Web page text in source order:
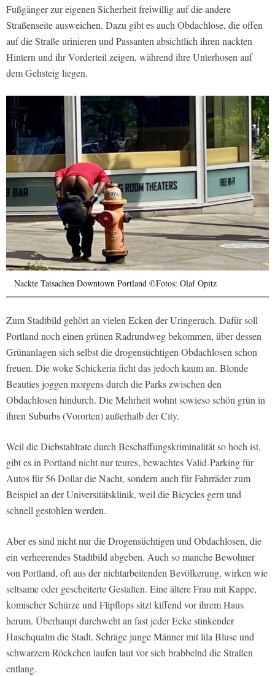
Fußgänger zur eigenen Sicherheit freiwillig auf die andere
Straßenseite ausweichen. Dazu gibt es auch Obdachlose, die offen
auf die Straße urinieren und Passanten absichtlich ihren nackten
Hintern und ihr Vorderteil zeigen, während ihre Unterhosen auf
dem Gehsteig liegen.
Nackte Tatsachen Downtown Portland ©Fotos: Olaf Opitz
Zum Stadtbild gehört an vielen Ecken der Uringeruch. Dafür soll
Portland noch einen grünen Radrundweg bekommen, über dessen
Grünanlagen sich selbst die drogensüchtigen Obdachlosen schon
freuen. Die woke Schickeria ficht das jedoch kaum an. Blonde
Beauties joggen morgens durch die Parks zwischen den
Obdachlosen hindurch. Die Mehrheit wohnt sowieso schön grün in
ihren Suburbs (Vororten) außerhalb der City.
Weil die Diebstahlrate durch Beschaffungskriminalität so hoch ist,
gibt es in Portland nicht nur teures, bewachtes Valid-Parking für
Autos für 56 Dollar die Nacht, sondern auch für Fahrräder zum
Beispiel an der Universitätsklinik, weil die Bicycles gern und
schnell gestohlen werden.
Aber es sind nicht nur die Drogensüchtigen und Obdachlosen, die
ein verheerendes Stadtbild abgeben. Auch so manche Bewohner
von Portland, oft aus der nichtarbeitenden Bevölkerung, wirken wie
seltsame oder gescheiterte Gestalten. Eine ältere Frau mit Kappe,
komischer Schürze und Flipflops sitzt kiffend vor ihrem Haus
herum. Überhaupt durchweht an fast jeder Ecke stinkender
Haschqualm die Stadt. Schräge junge Männer mit lila Bluse und
schwarzem Röckchen laufen laut vor sich brabbelnd die Straßen
entlang.